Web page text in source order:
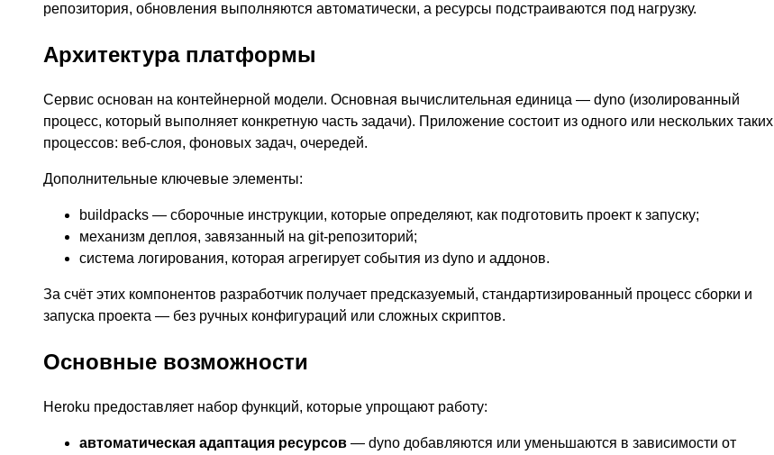
репозитория, обновления выполняются автоматически, а ресурсы подстраиваются под нагрузку.
Архитектура платформы
Сервис основан на контейнерной модели. Основная вычислительная единица — dyno (изолированный
процесс, который выполняет конкретную часть задачи). Приложение состоит из одного или нескольких таких
процессов: веб-слоя, фоновых задач, очередей.
Дополнительные ключевые элементы:
buildpacks — сборочные инструкции, которые определяют, как подготовить проект к запуску;
механизм деплоя, завязанный на git-репозиторий;
система логирования, которая агрегирует события из dyno и аддонов.
За счёт этих компонентов разработчик получает предсказуемый, стандартизированный процесс сборки и
запуска проекта — без ручных конфигураций или сложных скриптов.
Основные возможности
Heroku предоставляет набор функций, которые упрощают работу:
автоматическая адаптация ресурсов — dyno добавляются или уменьшаются в зависимости от